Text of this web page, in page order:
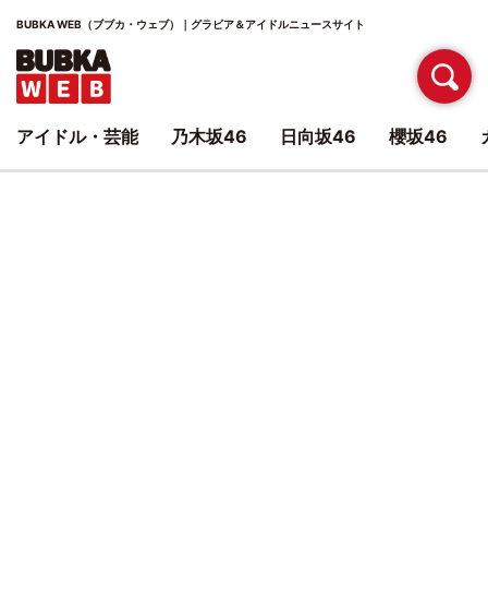
BUBKA WEB（ブブカ・ウェブ）｜グラビア＆アイドルニュースサイト
アイドル・芸能 乃木坂46 日向坂46 櫻坂46